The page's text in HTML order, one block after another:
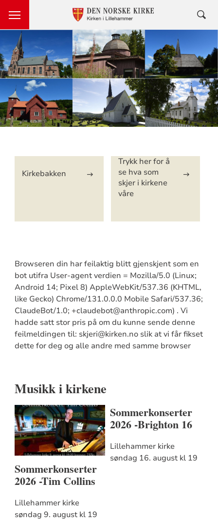
Kirkebakken
Trykk her for å
se hva som
skjer i kirkene
våre
Browseren din har feilaktig blitt gjenskjent som en
bot utifra User-agent verdien = Mozilla/5.0 (Linux;
Android 14; Pixel 8) AppleWebKit/537.36 (KHTML,
like Gecko) Chrome/131.0.0.0 Mobile Safari/537.36;
ClaudeBot/1.0; +claudebot@anthropic.com) . Vi
hadde satt stor pris på om du kunne sende denne
feilmeldingen til: skjeri@kirken.no slik at vi får fikset
dette for deg og alle andre med samme browser
Musikk i kirkene
Sommerkonserter
2026 -Tim Collins
Lillehammer kirke
søndag 9. august kl 19
Sommerkonserter
2026 -Brighton 16
Lillehammer kirke
søndag 16. august kl 19